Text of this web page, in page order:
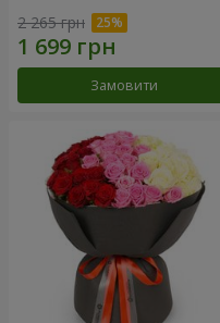
2 265 грн
Замовити